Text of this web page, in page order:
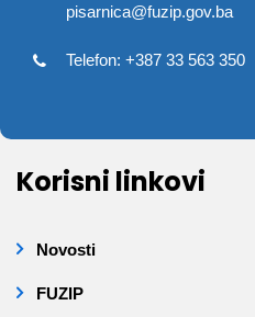
pisarnica@fuzip.gov.ba
Telefon: +387 33 563 350
Korisni linkovi
Novosti
FUZIP